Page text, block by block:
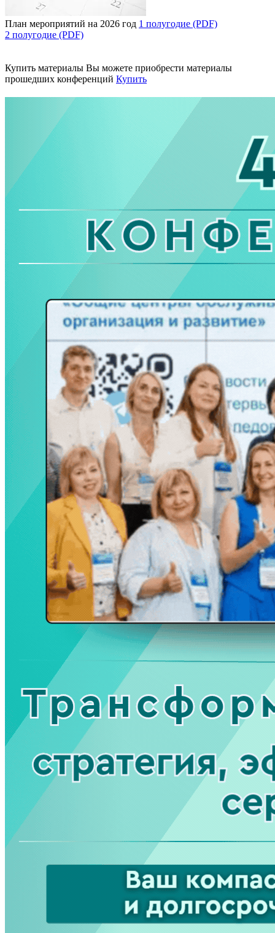
План мероприятий на 2026 год 1 полугодие (PDF)
2 полугодие (PDF)
Купить материалы Вы можете приобрести материалы
прошедших конференций Купить